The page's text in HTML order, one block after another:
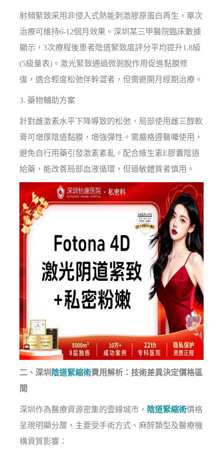
射頻緊致采用非侵入式熱能刺激膠原蛋白再生，單次
治療可維持6-12個月效果。深圳某三甲醫院臨床數據
顯示，3次療程後患者陰道緊致度評分平均提升1.8級
(5級量表)。激光緊致通過微剝脫作用促進黏膜修
復，適合輕度松弛伴幹澀者，但需避開月經期治療。
3. 藥物輔助方案
針對雌激素水平下降導致的松弛，局部使用雌三醇軟
膏可增厚陰道黏膜，增強彈性。需嚴格遵醫囑使用，
避免自行用藥引發激素紊亂。配合維生素E膠囊陰道
給藥，能改善局部血液循環，但過敏體質者慎用。
二、深圳 陰道緊縮術費用解析：技術差異決定價格區
間
深圳作為醫療資源密集的壹線城市， 陰道緊縮術價格
呈現明顯分層，主要受手術方式、麻醉類型及醫療機
構資質影響：